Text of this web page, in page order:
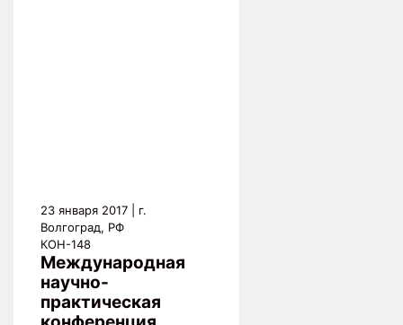
23 января 2017 | г.
Волгоград, РФ
КОН-148
Международная
научно-
практическая